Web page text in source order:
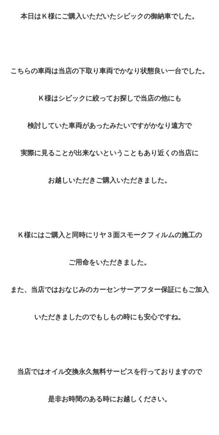
本日はＫ様にご購入いただいたシビックの御納車でした。
こちらの車両は当店の下取り車両でかなり状態良い一台でした。
Ｋ様はシビックに絞ってお探しで当店の他にも
検討していた車両があったみたいですがかなり遠方で
実際に見ることが出来ないということもあり近くの当店に
お越しいただきご購入いただきました。
Ｋ様にはご購入と同時にリヤ３面スモークフィルムの施工の
ご用命をいただきました。
また、当店ではおなじみのカーセンサーアフター保証にもご加入
いただきましたのでもしもの時にも安心ですね。
当店ではオイル交換永久無料サービスを行っておりますので
是非お時間のある時にお越しください。